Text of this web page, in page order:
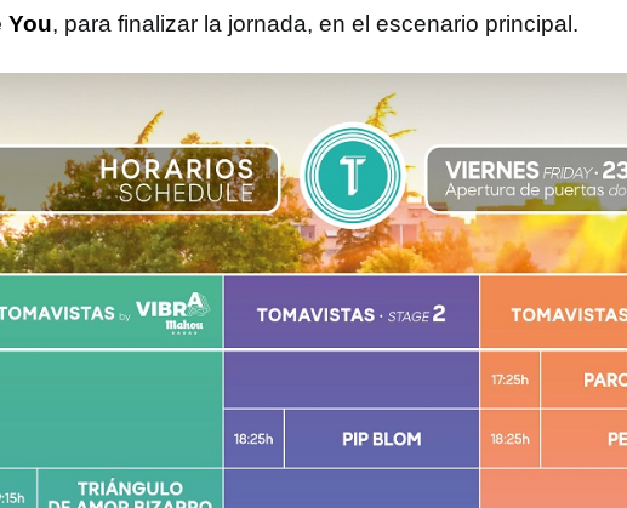
You, para finalizar la jornada, en el escenario principal.